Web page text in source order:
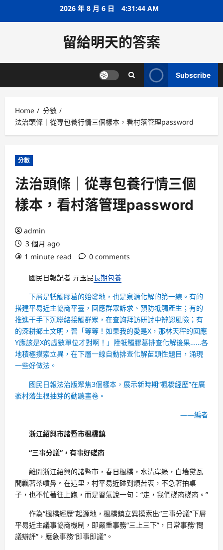
2026 年 8 月 6 日 4:31:45 AM
留給明天的答案
Subscribe
Home
分數
法治頭條｜從專包養行情三個樣本，看村落管理password
分數
法治頭條｜從專包養行情三個
樣本，看村落管理password
admin
3 個月 ago
1 minute read
0 comments
國民日報記者 亓玉昆長期包養
下層是牴觸膠葛的始發地，也是泉源化解的第一線。有的
搭建平易近主協商平臺，回應群眾訴求、預防牴觸產生；有的
推進干手下沉聯絡接觸群眾，在查詢拜訪研討中辨認風險；有
的深耕鄉土文明，晉「等等！如果我的愛是X，那林天秤的回應
Y應該是X的虛數單位才對啊！」陞牴觸膠葛排查化解後果……各
地積極摸索立異，在下層一線自動排查化解苗頭性題目，涌現
一些好做法。
國民日報法治版聚焦3個樣本，展示新時期“楓橋經歷”在廣
袤村落生根抽芽的動聽畫卷。
——編者
浙江紹興市諸暨市楓橋鎮
“三事分議”，有事好磋商
離開浙江紹興的諸暨市，春日楓橋，水清岸綠，白墻黛瓦
間飄著茶噴鼻。在這里，村平易近碰到煩苦衷，不急著拍桌
子，也不忙著往上跑，而是習氣說一句：“走，我們磋商磋商。”
作為“楓橋經歷”起源地，楓橋鎮立異摸索出“三事分議”下層
平易近主議事協商機制，即嚴重事務“三上三下”，日常事務“問
議辦評”，應急事務“即事即議”。